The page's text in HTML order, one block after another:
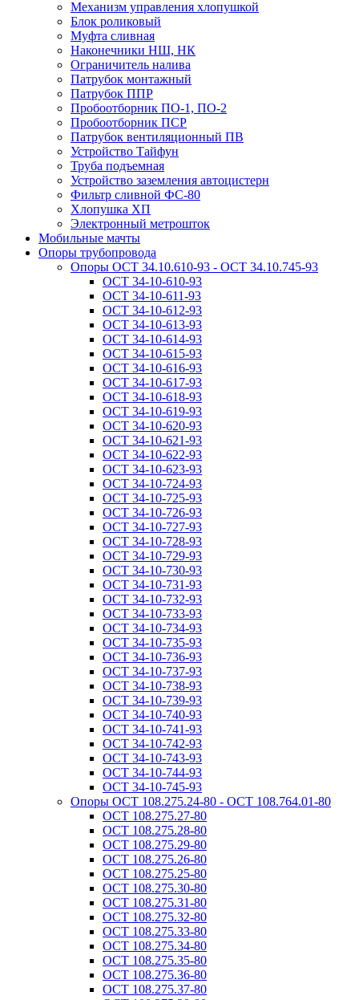
Механизм управления хлопушкой
Блок роликовый
Муфта сливная
Наконечники НШ, НК
Ограничитель налива
Патрубок монтажный
Патрубок ППР
Пробоотборник ПО-1, ПО-2
Пробоотборник ПСР
Патрубок вентиляционный ПВ
Устройство Тайфун
Труба подъемная
Устройство заземления автоцистерн
Фильтр сливной ФС-80
Хлопушка ХП
Электронный метрошток
Мобильные мачты
Опоры трубопровода
Опоры ОСТ 34.10.610-93 - ОСТ 34.10.745-93
ОСТ 34-10-610-93
ОСТ 34-10-611-93
ОСТ 34-10-612-93
ОСТ 34-10-613-93
ОСТ 34-10-614-93
ОСТ 34-10-615-93
ОСТ 34-10-616-93
ОСТ 34-10-617-93
ОСТ 34-10-618-93
ОСТ 34-10-619-93
ОСТ 34-10-620-93
ОСТ 34-10-621-93
ОСТ 34-10-622-93
ОСТ 34-10-623-93
ОСТ 34-10-724-93
ОСТ 34-10-725-93
ОСТ 34-10-726-93
ОСТ 34-10-727-93
ОСТ 34-10-728-93
ОСТ 34-10-729-93
ОСТ 34-10-730-93
ОСТ 34-10-731-93
ОСТ 34-10-732-93
ОСТ 34-10-733-93
ОСТ 34-10-734-93
ОСТ 34-10-735-93
ОСТ 34-10-736-93
ОСТ 34-10-737-93
ОСТ 34-10-738-93
ОСТ 34-10-739-93
ОСТ 34-10-740-93
ОСТ 34-10-741-93
ОСТ 34-10-742-93
ОСТ 34-10-743-93
ОСТ 34-10-744-93
ОСТ 34-10-745-93
Опоры ОСТ 108.275.24-80 - ОСТ 108.764.01-80
ОСТ 108.275.27-80
ОСТ 108.275.28-80
ОСТ 108.275.29-80
ОСТ 108.275.26-80
ОСТ 108.275.25-80
ОСТ 108.275.30-80
ОСТ 108.275.31-80
ОСТ 108.275.32-80
ОСТ 108.275.33-80
ОСТ 108.275.34-80
ОСТ 108.275.35-80
ОСТ 108.275.36-80
ОСТ 108.275.37-80